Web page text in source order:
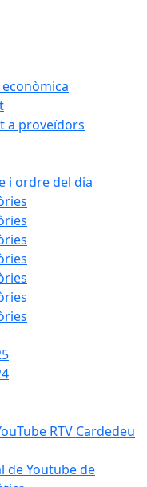
a proveïdors
i ordre del dia
RTV Cardedeu
de Youtube de